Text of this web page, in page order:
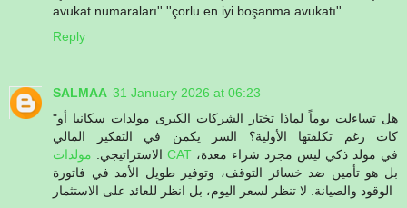
avukat numaraları'' ''çorlu en iyi boşanma avukatı''
Reply
SALMAA 31 January 2026 at 06:23
"هل تساءلت يوماً لماذا تختار الشركات الكبرى مولدات سكانيا أو
كات رغم تكلفتها الأولية؟ السر يكمن في التفكير المالي
الاستراتيجي. مولدات CAT
بل هو تأمين ضد خسائر التوقف، وتوفير طويل الأمد في فاتورة
الوقود والصيانة. لا تنظر لسعر اليوم، بل انظر للعائد على الاستثمار